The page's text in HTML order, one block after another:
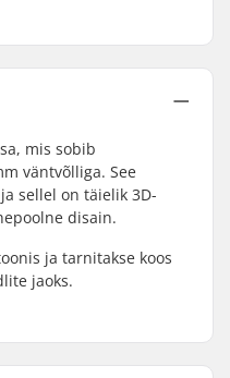
mis sobib
väntvõlliga. See
sellel on täielik 3D-
disain.
ja tarnitakse koos
jaoks.